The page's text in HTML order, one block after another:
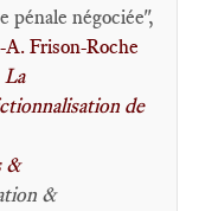
pénale négociée",
Frison-Roche
La
de
&
&